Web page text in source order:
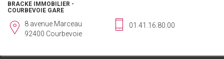
BRACKE IMMOBILIER -
COURBEVOIE GARE
8 avenue Marceau
92400 Courbevoie
01.41.16.80.00